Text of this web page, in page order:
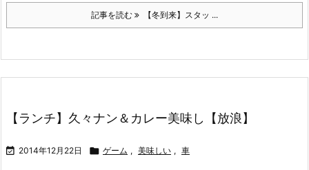
記事を読む 【冬到来】スタッ ...
【ランチ】久々ナン＆カレー美味し【放浪】
 2014年12月22日  ゲーム , 美味しい , 車